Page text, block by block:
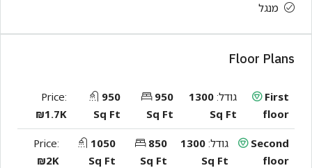
מנגל
Floor Plans
First
floor
גודל:1300
Sq Ft
950
Sq Ft
950
Sq Ft
Price:
₪1.7K
Second
floor
גודל:1300
Sq Ft
850
Sq Ft
1050
Sq Ft
Price:
₪2K